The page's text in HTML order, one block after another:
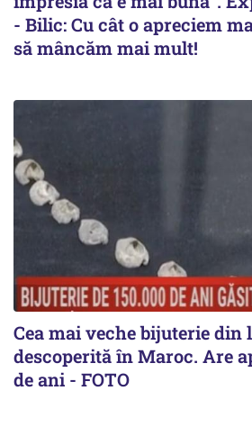
- Bilic: Cu cât o apreciem
să mâncăm mai mult!
Cea mai veche bijuterie din
descoperită în Maroc. Are
de ani - FOTO